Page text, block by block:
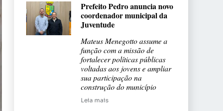
Prefeito Pedro anuncia novo
coordenador municipal da
Juventude
Mateus Menegotto assume a
função com a missão de
fortalecer políticas públicas
voltadas aos jovens e ampliar
sua participação na
construção do município
Leia mais